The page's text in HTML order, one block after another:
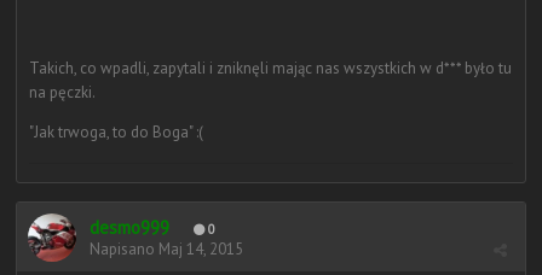
Takich, co wpadli, zapytali i zniknęli mając nas wszystkich w d*** było tu
na pęczki.
"Jak trwoga, to do Boga" :(
desmo999 0
Napisano Maj 14, 2015